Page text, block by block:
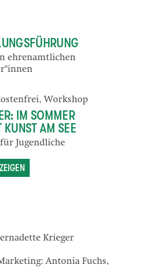
ehrenamtlichen
, Workshop
IM SOMMER
KUNST AM SEE
Jugendliche
Krieger
Antonia Fuchs,